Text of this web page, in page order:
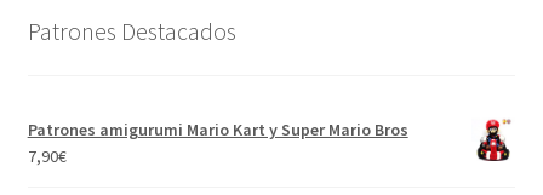
Patrones Destacados
Patrones amigurumi Mario Kart y Super Mario Bros
7,90€